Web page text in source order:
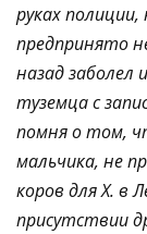
руках
предпринято
назад заболел
туземца с
помня о том,
мальчика, не
коров для Х. в
присутствии